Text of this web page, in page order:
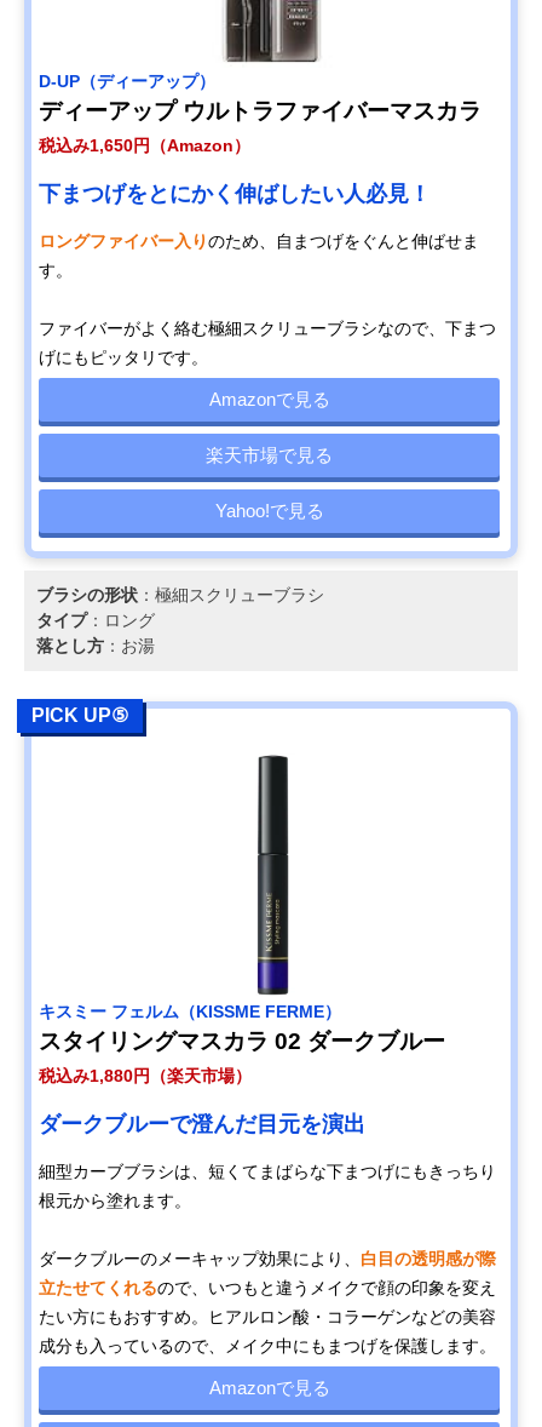
D-UP（ディーアップ）
ディーアップ ウルトラファイバーマスカラ
税込み1,650円（Amazon）
下まつげをとにかく伸ばしたい人必見！
ロングファイバー入りのため、自まつげをぐんと伸ばせま
す。
ファイバーがよく絡む極細スクリューブラシなので、下まつ
げにもピッタリです。
Amazonで見る
楽天市場で見る
Yahoo!で見る
ブラシの形状 ：極細スクリューブラシ
タイプ：ロング
落とし方 ：お湯
PICK UP⑤
キスミー フェルム（KISSME FERME）
スタイリングマスカラ 02 ダークブルー
税込み1,880円（楽天市場）
ダークブルーで澄んだ目元を演出
細型カーブブラシは、短くてまばらな下まつげにもきっちり
根元から塗れます。
ダークブルーのメーキャップ効果により、 白目の透明感が際
立たせてくれるので、いつもと違うメイクで顔の印象を変え
たい方にもおすすめ。ヒアルロン酸・コラーゲンなどの美容
成分も入っているので、メイク中にもまつげを保護します。
Amazonで見る